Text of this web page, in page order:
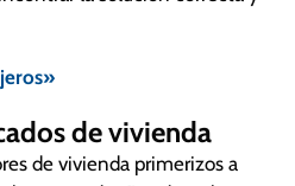
de vivienda
de vivienda primerizos a